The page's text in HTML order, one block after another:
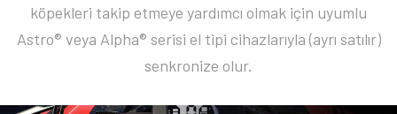
köpekleri takip etmeye yardımcı olmak için uyumlu
Astro® veya Alpha® serisi el tipi cihazlarıyla (ayrı satılır)
senkronize olur.